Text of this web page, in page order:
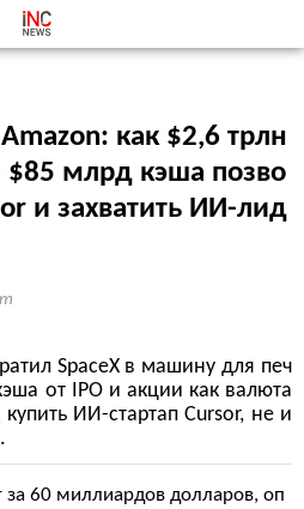
как $2,6 трлн
$85 млрд кэша позво
и захватить ИИ-лид
SpaceX в машину для печ
от IPO и акции как валюта
ИИ-стартап Cursor, не и
за 60 миллиардов долларов, оп